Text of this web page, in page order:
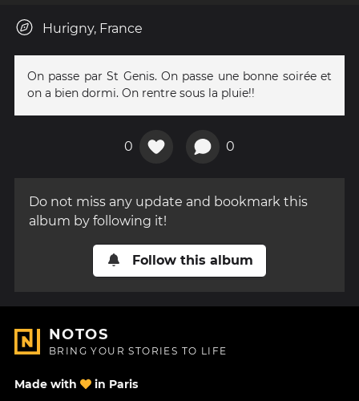
Hurigny, France
On passe par St Genis. On passe une bonne soirée et
on a bien dormi. On rentre sous la pluie!!
0 0
Do not miss any update and bookmark this
album by following it!
Follow this album
NOTOS
BRING YOUR STORIES TO LIFE
Made with in Paris